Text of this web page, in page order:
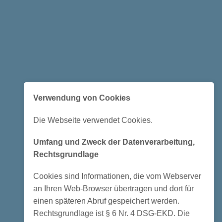
Verwendung von Cookies
Die Webseite verwendet Cookies.
Umfang und Zweck der Datenverarbeitung,
Rechtsgrundlage
Cookies sind Informationen, die vom Webserver
an Ihren Web-Browser übertragen und dort für
einen späteren Abruf gespeichert werden.
Rechtsgrundlage ist § 6 Nr. 4 DSG-EKD. Die